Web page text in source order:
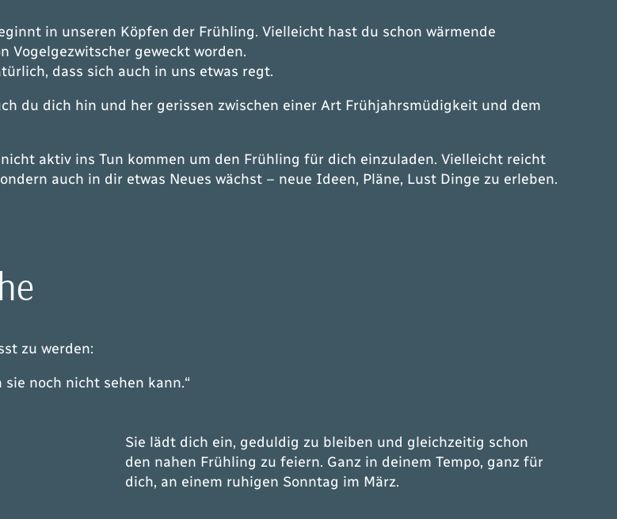
in unseren Köpfen der Frühling. Vielleicht hast du schon wärmende
Vogelgezwitscher geweckt worden.
dass sich auch in uns etwas regt.
du dich hin und her gerissen zwischen einer Art Frühjahrsmüdigkeit und dem
aktiv ins Tun kommen um den Frühling für dich einzuladen. Vielleicht reicht
auch in dir etwas Neues wächst – neue Ideen, Pläne, Lust Dinge zu erleben.
zu werden:
noch nicht sehen kann.“
Sie lädt dich ein, geduldig zu bleiben und gleichzeitig schon
den nahen Frühling zu feiern. Ganz in deinem Tempo, ganz für
dich, an einem ruhigen Sonntag im März.